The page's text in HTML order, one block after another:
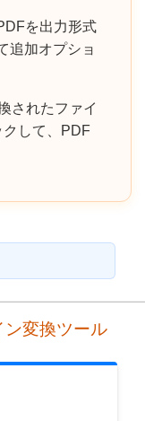
を出力形式
追加オプショ
されたファイ
クして、PDF
変換ツール